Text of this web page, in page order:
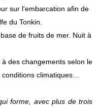
sur l'embarcation afin de
du Tonkin.
de fruits de mer. Nuit à
des changements selon le
climatiques…
forme, avec plus de trois